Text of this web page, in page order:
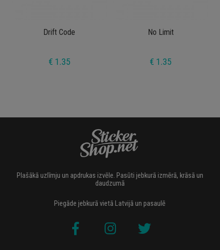
Drift Code
€ 1.35
No Limit
€ 1.35
Plašākā uzlīmju un apdrukas izvēle. Pasūti jebkurā izmērā, krāsā un
daudzumā
Piegāde jebkurā vietā Latvijā un pasaulē